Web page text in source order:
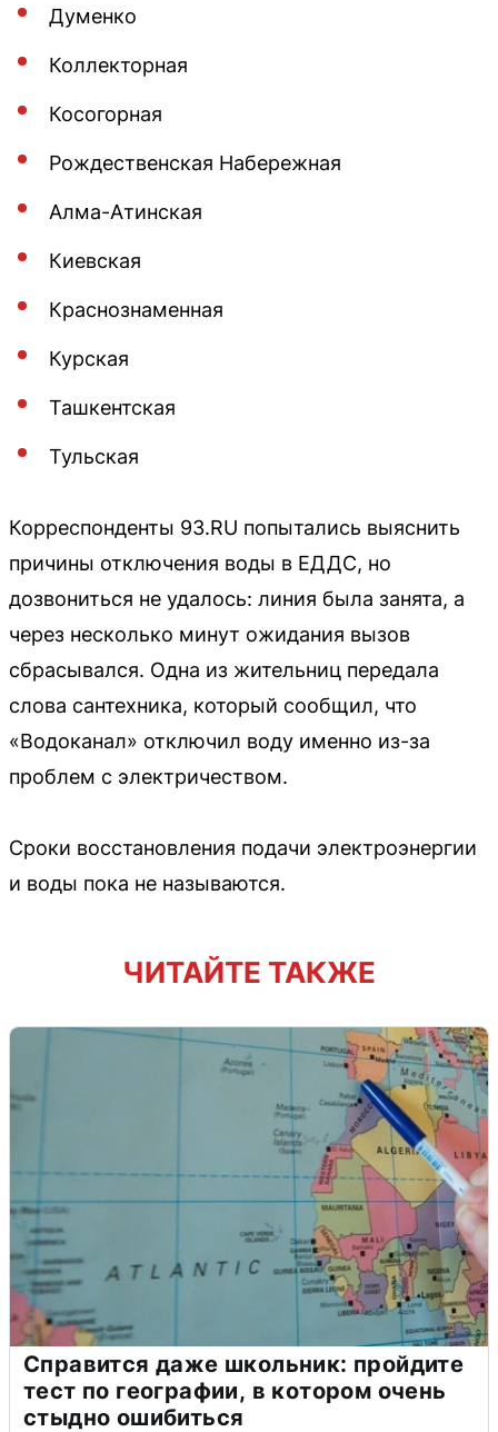
Думенко
Коллекторная
Косогорная
Рождественская Набережная
Алма-Атинская
Киевская
Краснознаменная
Курская
Ташкентская
Тульская
Корреспонденты 93.RU попытались выяснить
причины отключения воды в ЕДДС, но
дозвониться не удалось: линия была занята, а
через несколько минут ожидания вызов
сбрасывался. Одна из жительниц передала
слова сантехника, который сообщил, что
«Водоканал» отключил воду именно из-за
проблем с электричеством.
Сроки восстановления подачи электроэнергии
и воды пока не называются.
ЧИТАЙТЕ ТАКЖЕ
Справится даже школьник: пройдите
тест по географии, в котором очень
стыдно ошибиться